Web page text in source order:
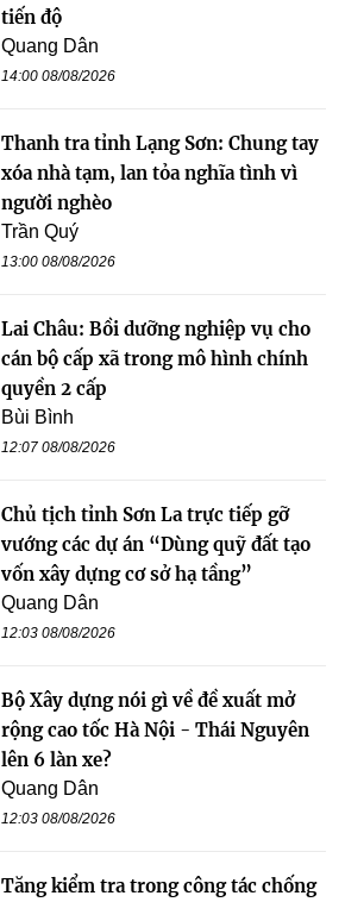
tiến độ
Quang Dân
14:00 08/08/2026
Thanh tra tỉnh Lạng Sơn: Chung tay
xóa nhà tạm, lan tỏa nghĩa tình vì
người nghèo
Trần Quý
13:00 08/08/2026
Lai Châu: Bồi dưỡng nghiệp vụ cho
cán bộ cấp xã trong mô hình chính
quyền 2 cấp
Bùi Bình
12:07 08/08/2026
Chủ tịch tỉnh Sơn La trực tiếp gỡ
vướng các dự án “Dùng quỹ đất tạo
vốn xây dựng cơ sở hạ tầng”
Quang Dân
12:03 08/08/2026
Bộ Xây dựng nói gì về đề xuất mở
rộng cao tốc Hà Nội - Thái Nguyên
lên 6 làn xe?
Quang Dân
12:03 08/08/2026
Tăng kiểm tra trong công tác chống